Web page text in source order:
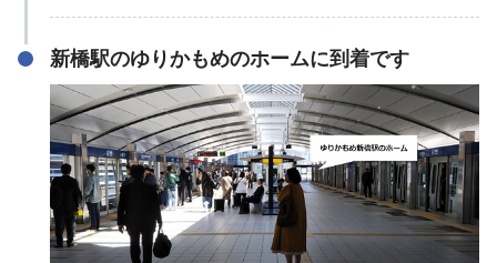
新橋駅のゆりかもめのホームに到着です